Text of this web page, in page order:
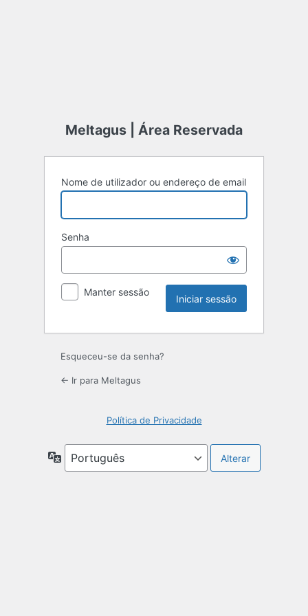
Meltagus | Área Reservada
Nome de utilizador ou endereço de email
Senha
Manter sessão
Esqueceu-se da senha?
← Ir para Meltagus
Política de Privacidade
Idioma